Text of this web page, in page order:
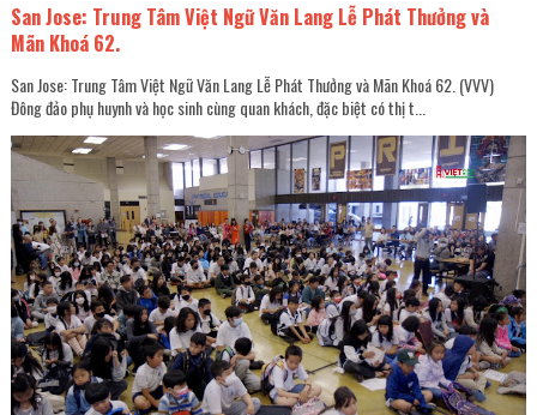
San Jose: Trung Tâm Việt Ngữ Văn Lang Lễ Phát Thưởng và
Mãn Khoá 62.
San Jose: Trung Tâm Việt Ngữ Văn Lang Lễ Phát Thưởng và Mãn Khoá 62. (VVV)
Đông đảo phụ huynh và học sinh cùng quan khách, đặc biệt có thị t...